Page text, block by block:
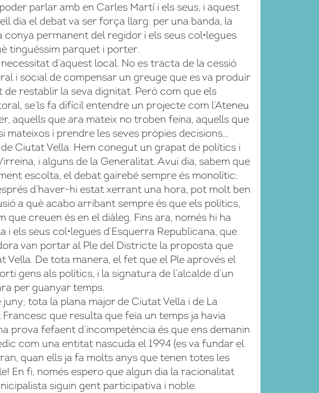
parlar amb en Carles Martí i els seus, i aquest
dia el debat va ser força llarg: per una banda, la
permanent del regidor i els seus col•legues
tinguéssim parquet i porter.
d’aquest local. No es tracta de la cessió
i social de compensar un greuge que es va produir
restablir la seva dignitat. Però com que els
se’ls fa difícil entendre un projecte com l’Ateneu
aquells que ara mateix no troben feina, aquells que
mateixos i prendre les seves pròpies decisions…
Ciutat Vella. Hem conegut un grapat de polítics i
i alguns de la Generalitat. Avui dia, sabem que
escolta, el debat gairebé sempre és monolític;
d’haver-hi estat xerrant una hora, pot molt ben
a què acabo arribant sempre és que els polítics,
creuen és en el diàleg. Fins ara, només hi ha
seus col•legues d’Esquerra Republicana, que
van portar al Ple del Districte la proposta que
Vella. De tota manera, el fet que el Ple aprovés el
gens als polítics, i la signatura de l’alcalde d’un
per guanyar temps.
tota la plana major de Ciutat Vella i de La
que resulta que feia un temps ja havia
fefaent d’incompetència és que ens demanin
com una entitat nascuda el 1994 (es va fundar el
quan ells ja fa molts anys que tenen totes les
En fi, només espero que algun dia la racionalitat
siguin gent participativa i noble.